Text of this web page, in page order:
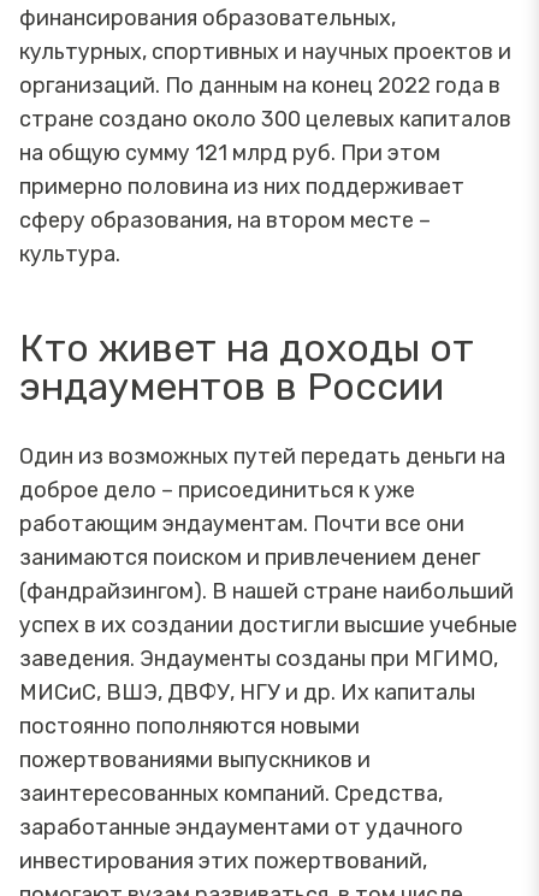
финансирования образовательных,
культурных, спортивных и научных проектов и
организаций. По данным на конец 2022 года в
стране создано около 300 целевых капиталов
на общую сумму 121 млрд руб. При этом
примерно половина из них поддерживает
сферу образования, на втором месте –
культура.
Кто живет на доходы от
эндаументов в России
Один из возможных путей передать деньги на
доброе дело – присоединиться к уже
работающим эндаументам. Почти все они
занимаются поиском и привлечением денег
(фандрайзингом). В нашей стране наибольший
успех в их создании достигли высшие учебные
заведения. Эндаументы созданы при МГИМО,
МИСиС, ВШЭ, ДВФУ, НГУ и др. Их капиталы
постоянно пополняются новыми
пожертвованиями выпускников и
заинтересованных компаний. Средства,
заработанные эндаументами от удачного
инвестирования этих пожертвований,